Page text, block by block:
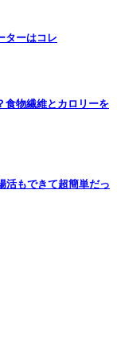
ターはコレ
食物繊維とカロリーを
活もできて超簡単だっ